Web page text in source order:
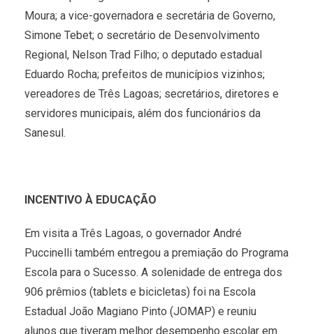
Moura; a vice-governadora e secretária de Governo,
Simone Tebet; o secretário de Desenvolvimento
Regional, Nelson Trad Filho; o deputado estadual
Eduardo Rocha; prefeitos de municípios vizinhos;
vereadores de Três Lagoas; secretários, diretores e
servidores municipais, além dos funcionários da
Sanesul.
INCENTIVO À EDUCAÇÃO
Em visita a Três Lagoas, o governador André
Puccinelli também entregou a premiação do Programa
Escola para o Sucesso. A solenidade de entrega dos
906 prêmios (tablets e bicicletas) foi na Escola
Estadual João Magiano Pinto (JOMAP) e reuniu
alunos que tiveram melhor desempenho escolar em